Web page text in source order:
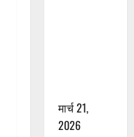
मार्च 21,
2026